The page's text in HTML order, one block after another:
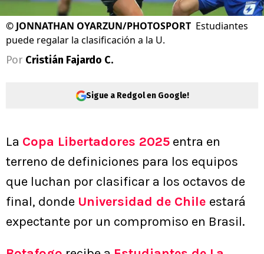
©JONNATHAN OYARZUN/PHOTOSPORT Estudiantes
puede regalar la clasificación a la U.
Por Cristián Fajardo C.
Sigue a Redgol en Google!
La Copa Libertadores 2025 entra en
terreno de definiciones para los equipos
que luchan por clasificar a los octavos de
final, donde Universidad de Chile estará
expectante por un compromiso en Brasil.